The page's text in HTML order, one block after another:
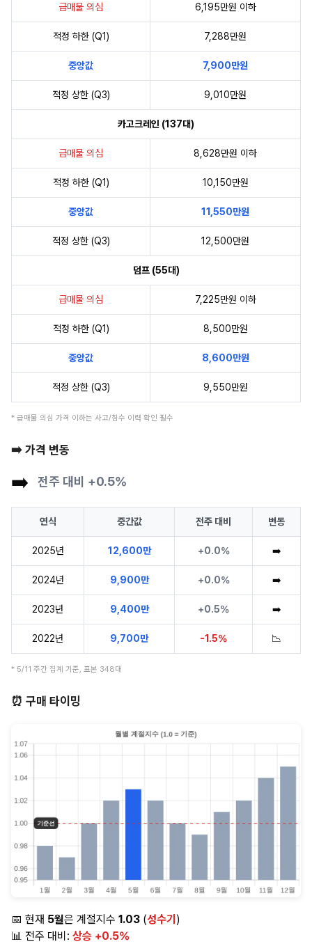
급매물 의심 6,195만원 이하
적정 하한 (Q1) 7,288만원
중앙값 7,900만원
적정 상한 (Q3) 9,010만원
카고크레인 (137대)
급매물 의심 8,628만원 이하
적정 하한 (Q1) 10,150만원
중앙값 11,550만원
적정 상한 (Q3) 12,500만원
덤프 (55대)
급매물 의심 7,225만원 이하
적정 하한 (Q1) 8,500만원
중앙값 8,600만원
적정 상한 (Q3) 9,550만원
* 급매물 의심 가격 이하는 사고/침수 이력 확인 필수
➡️ 가격 변동
➡️ 전주 대비 +0.5%
연식 중간값 전주 대비 변동
2025년 12,600만 +0.0% ➡️
2024년 9,900만 +0.0% ➡️
2023년 9,400만 +0.5% ➡️
2022년 9,700만 -1.5% 📉
* 5/11 주간 집계 기준, 표본 348대
⏰ 구매 타이밍
📅 현재 5월은 계절지수 1.03 (성수기 )
📊 전주 대비: 상승 +0.5%